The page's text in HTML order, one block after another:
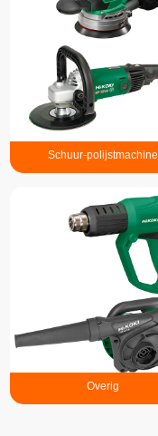
Schuur-polijstmachine
Overig